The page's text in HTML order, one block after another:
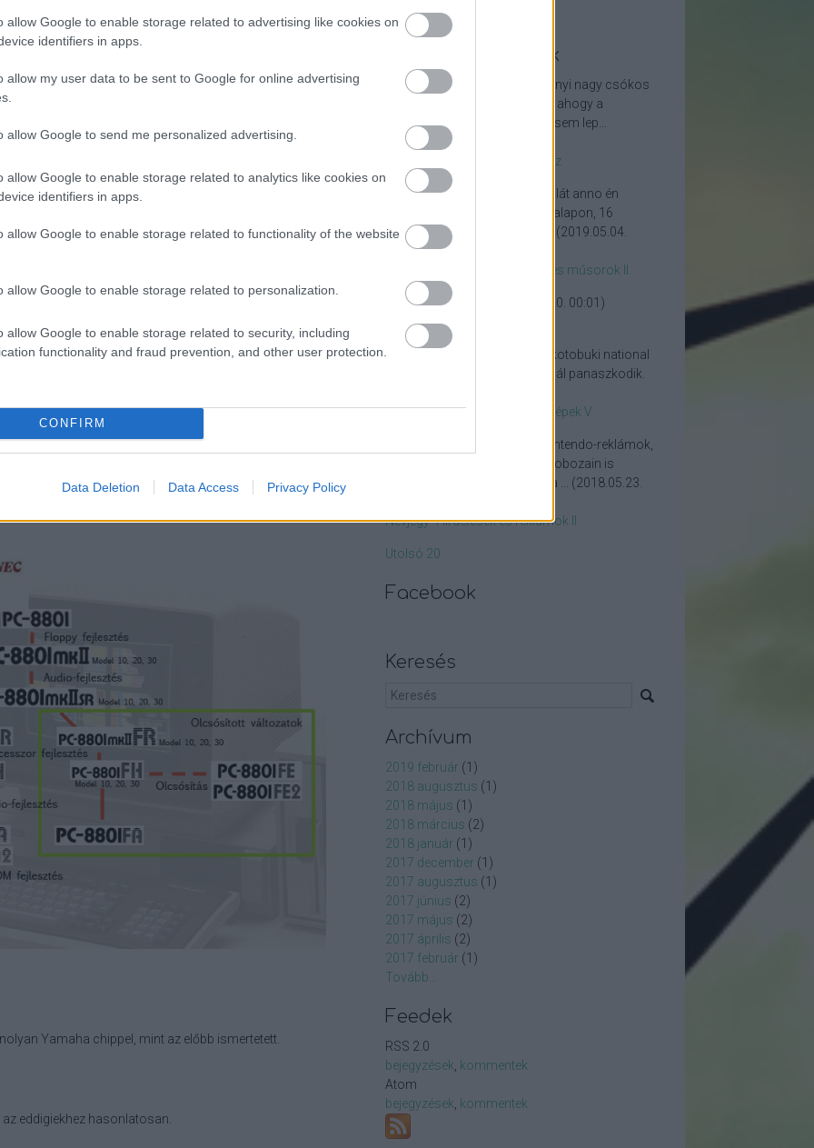
allow Google to enable storage related to advertising like cookies on
identifiers in apps.
allow my user data to be sent to Google for online advertising
allow Google to send me personalized advertising.
allow Google to enable storage related to analytics like cookies on
identifiers in apps.
allow Google to enable storage related to functionality of the website
allow Google to enable storage related to personalization.
allow Google to enable storage related to security, including
functionality and fraud prevention, and other user protection.
CONFIRM
Data Deletion Data Access Privacy Policy
Az MR modell fejlesztett variánsa, szintén processzor
mérete és a lemezkezelés hasonló volt.
PC-88 VA (1987. március)
került a gépbe (A NEC v50 elnevezésű, amely a V30 típus
képes egybeágyazott változata volt).
processzorfejlesztés) lehetővé tette a legfejlettebb
megjelenítésére is képes volt, de ezt csak az erre a
módra fejlesztett játékprogramok tudták használni
az ottani mono hang mellé kapott egy plusz Yamaha
6 csatornán, négyszögjel-alapú hangra 3 csatornán,
csatornán szintén ADPCM (adaptív differenciális
ROM-ba épített "ütőshangszerek" megszólaltatására
Yamaha chippel, mint az előbb ismertetett.
eddigiekhez hasonlatosan.
Zenemlék
Utolsó kommentek
Nyaldmegamakkom:
Ez a Rényi nagy csókos
lehetett a fejes komcsiknál, én ahogy a
mesékben lenni szokott azon sem lep...
2025.11.25. 12:23
Névjegy- Magyar játékok II. rész
KékFény6:A PC ABC weboldalát anno én
készítettem teljesen önkéntes alapon, 16
évesen, a hazai internetezés ... (2019.05.04.
12:49)
Névjegy- Magyar számítógépes műsorok II.
Köszi a munkád!!! 2019.02.20. 00:01 )
Lezárás
manson karcsi:
matsushita-kotobuki national
panasonic, erotikásan nacionál panaszkodik.
Gépismertető- Keleti számítógépek V.
Az ilyen Nintendo-reklámok,
illetve, amik a NES-konzolok dobozain is
vannak, tényleg hemzsegnek a ... (2018.05.23.
Névjegy- Hirdetések és reklámok II.
Utolsó 20
Facebook
Keresés
Archívum
2019 február (1 )
2018 augusztus (1 )
2018 május (1 )
2018 március (2)
2018 január (1 )
2017 december (1 )
2017 augusztus (1 )
2017 június (2)
2017 május (2)
2017 április (2)
2017 február (1 )
Tovább
Feedek
RSS 2.0
bejegyzések kommentek
Atom
bejegyzések kommentek